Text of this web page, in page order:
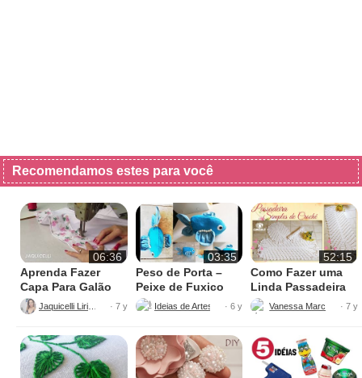
Recomendamos estes para você
06:36
Aprenda Fazer
Capa Para Galão
de Água – 20 litros
· 7 y
03:35
Peso de Porta –
Peixe de Fuxico
Ideias de Artesanatos
· 6 y
52:15
Como Fazer uma
Linda Passadeira
de Crochê
Vanessa Marcondes· 7 y